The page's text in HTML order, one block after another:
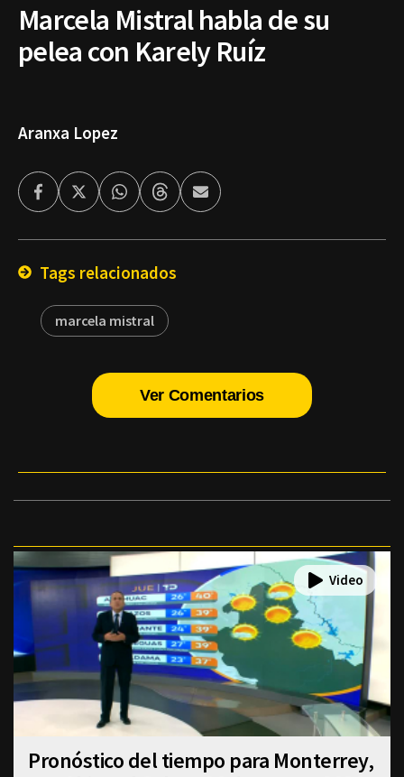
Marcela Mistral habla de su
pelea con Karely Ruíz
Aranxa Lopez
FacebookTwitterWhatsappThreadsEnviar
por
Tags relacionados
marcela mistral
Ver Comentarios
Pronóstico del tiempo para Monterrey,